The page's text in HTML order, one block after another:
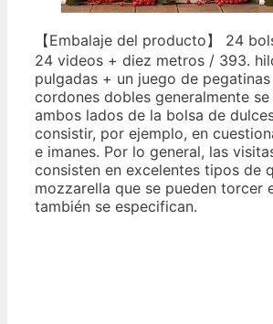
【Embalaje del producto】 24
24 videos + diez metros / 393.
pulgadas + un juego de
cordones dobles generalmente se
ambos lados de la bolsa de
consistir, por ejemplo, en
e imanes. Por lo general, las
consisten en excelentes tipos de
mozzarella que se pueden torcer
también se especifican.